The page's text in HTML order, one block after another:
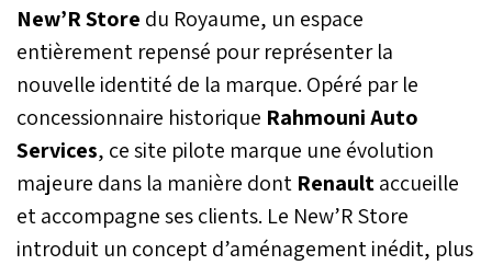
New’R Store du Royaume, un espace
entièrement repensé pour représenter la
nouvelle identité de la marque. Opéré par le
concessionnaire historique Rahmouni Auto
Services, ce site pilote marque une évolution
majeure dans la manière dont Renaultaccueille
et accompagne ses clients. Le New’R Store
introduit un concept d’aménagement inédit, plus